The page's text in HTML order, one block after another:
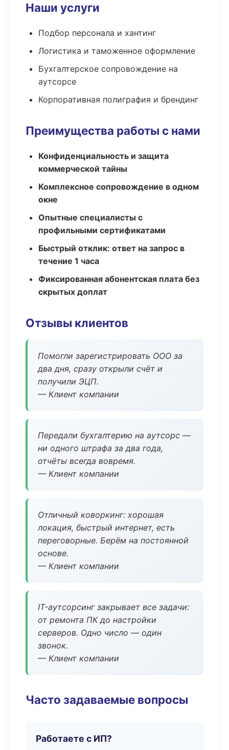
Наши услуги
Подбор персонала и хантинг
Логистика и таможенное оформление
Бухгалтерское сопровождение на
аутсорсе
Корпоративная полиграфия и брендинг
Преимущества работы с нами
Конфиденциальность и защита
коммерческой тайны
Комплексное сопровождение в одном
окне
Опытные специалисты с
профильными сертификатами
Быстрый отклик: ответ на запрос в
течение 1 часа
Фиксированная абонентская плата без
скрытых доплат
Отзывы клиентов
Помогли зарегистрировать ООО за
два дня, сразу открыли счёт и
получили ЭЦП.
— Клиент компании
Передали бухгалтерию на аутсорс —
ни одного штрафа за два года,
отчёты всегда вовремя.
— Клиент компании
Отличный коворкинг: хорошая
локация, быстрый интернет, есть
переговорные. Берём на постоянной
основе.
— Клиент компании
IT-аутсорсинг закрывает все задачи:
от ремонта ПК до настройки
серверов. Одно число — один
звонок.
— Клиент компании
Часто задаваемые вопросы
Работаете с ИП?